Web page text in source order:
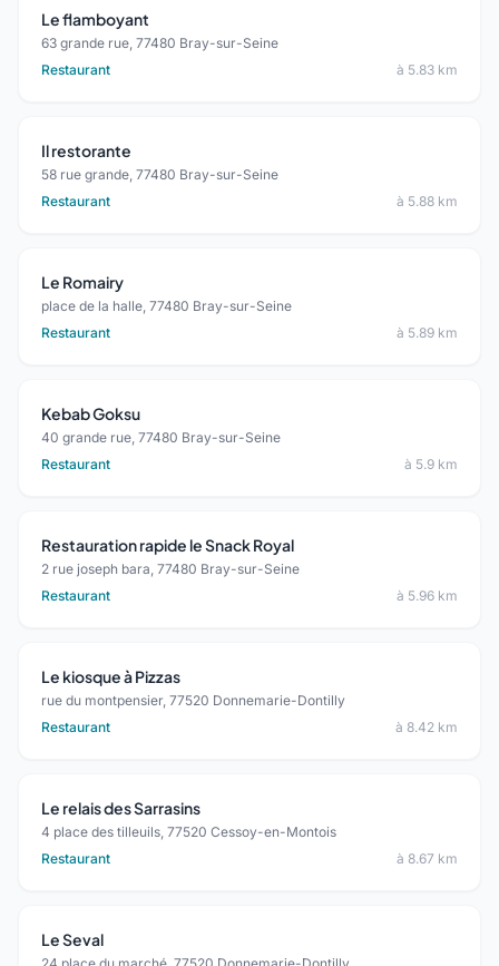
Le flamboyant
63 grande rue, 77480 Bray-sur-Seine
Restaurant
à 5.83 km
Il restorante
58 rue grande, 77480 Bray-sur-Seine
Restaurant
à 5.88 km
Le Romairy
place de la halle, 77480 Bray-sur-Seine
Restaurant
à 5.89 km
Kebab Goksu
40 grande rue, 77480 Bray-sur-Seine
Restaurant
à 5.9 km
Restauration rapide le Snack Royal
2 rue joseph bara, 77480 Bray-sur-Seine
Restaurant
à 5.96 km
Le kiosque à Pizzas
rue du montpensier, 77520 Donnemarie-Dontilly
Restaurant
à 8.42 km
Le relais des Sarrasins
4 place des tilleuils, 77520 Cessoy-en-Montois
Restaurant
à 8.67 km
Le Seval